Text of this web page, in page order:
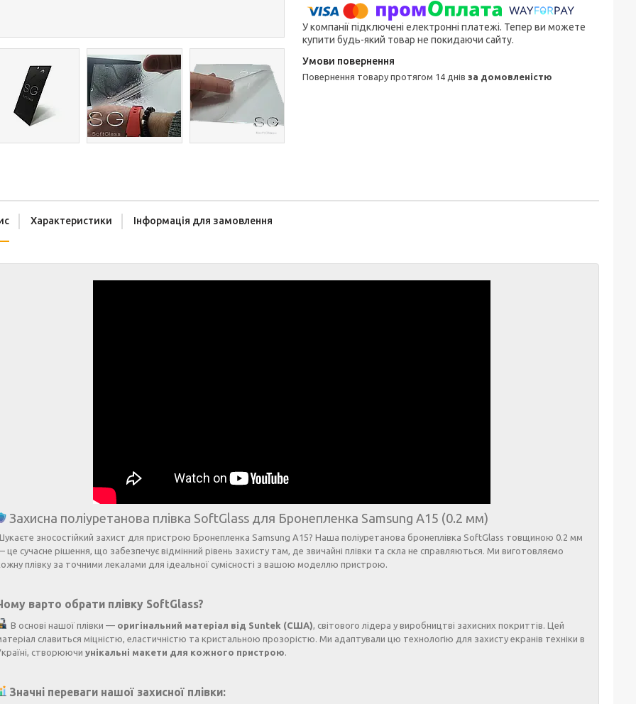
У компанії підключені електронні платежі. Тепер ви можете
купити будь-який товар не покидаючи сайту.
повернення товару протягом 14 днів за домовленістю
Характеристики Інформація для замовлення
Захисна поліуретанова плівка SoftGlass для Бронепленка Samsung A15 (0.2 мм)
зносостійкий захист для пристрою Бронепленка Samsung A15? Наша поліуретанова бронеплівка SoftGlass товщиною 0.2 мм
це сучасне рішення, що забезпечує відмінний рівень захисту там, де звичайні плівки та скла не справляються. Ми виготовляємо
плівку за точними лекалами для ідеальної сумісності з вашою моделлю пристрою.
варто обрати плівку SoftGlass?
В основі нашої плівки — оригінальний матеріал від Suntek (США), світового лідера у виробництві захисних покриттів. Цей
славиться міцністю, еластичністю та кристальною прозорістю. Ми адаптували цю технологію для захисту екранів техніки в
створюючи унікальні макети для кожного пристрою.
Значні переваги нашої захисної плівки: